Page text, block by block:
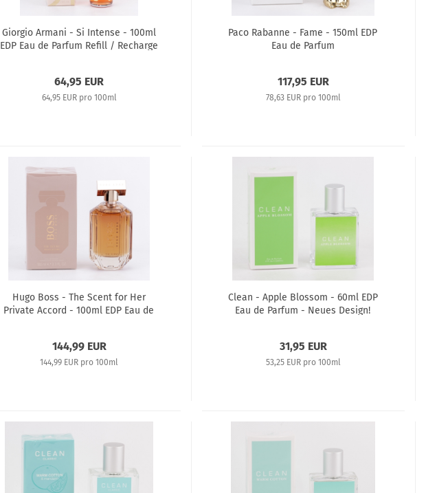
Giorgio Armani - Si Intense - 100ml
EDP Eau de Parfum Refill / Recharge
64,95 EUR
64,95 EUR pro 100ml
Paco Rabanne - Fame - 150ml EDP
Eau de Parfum
117,95 EUR
78,63 EUR pro 100ml
Hugo Boss - The Scent for Her
Private Accord - 100ml EDP Eau de
144,99 EUR
144,99 EUR pro 100ml
Clean - Apple Blossom - 60ml EDP
Eau de Parfum - Neues Design!
31,95 EUR
53,25 EUR pro 100ml